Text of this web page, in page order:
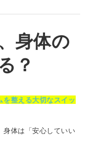
身体の
？
を整える大切なスイッ
身体は「安心していい